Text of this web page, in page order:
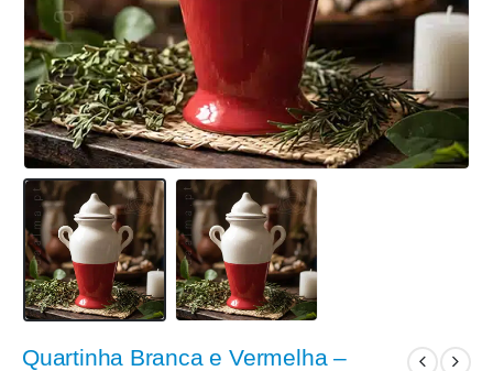
Quartinha Branca e Vermelha –